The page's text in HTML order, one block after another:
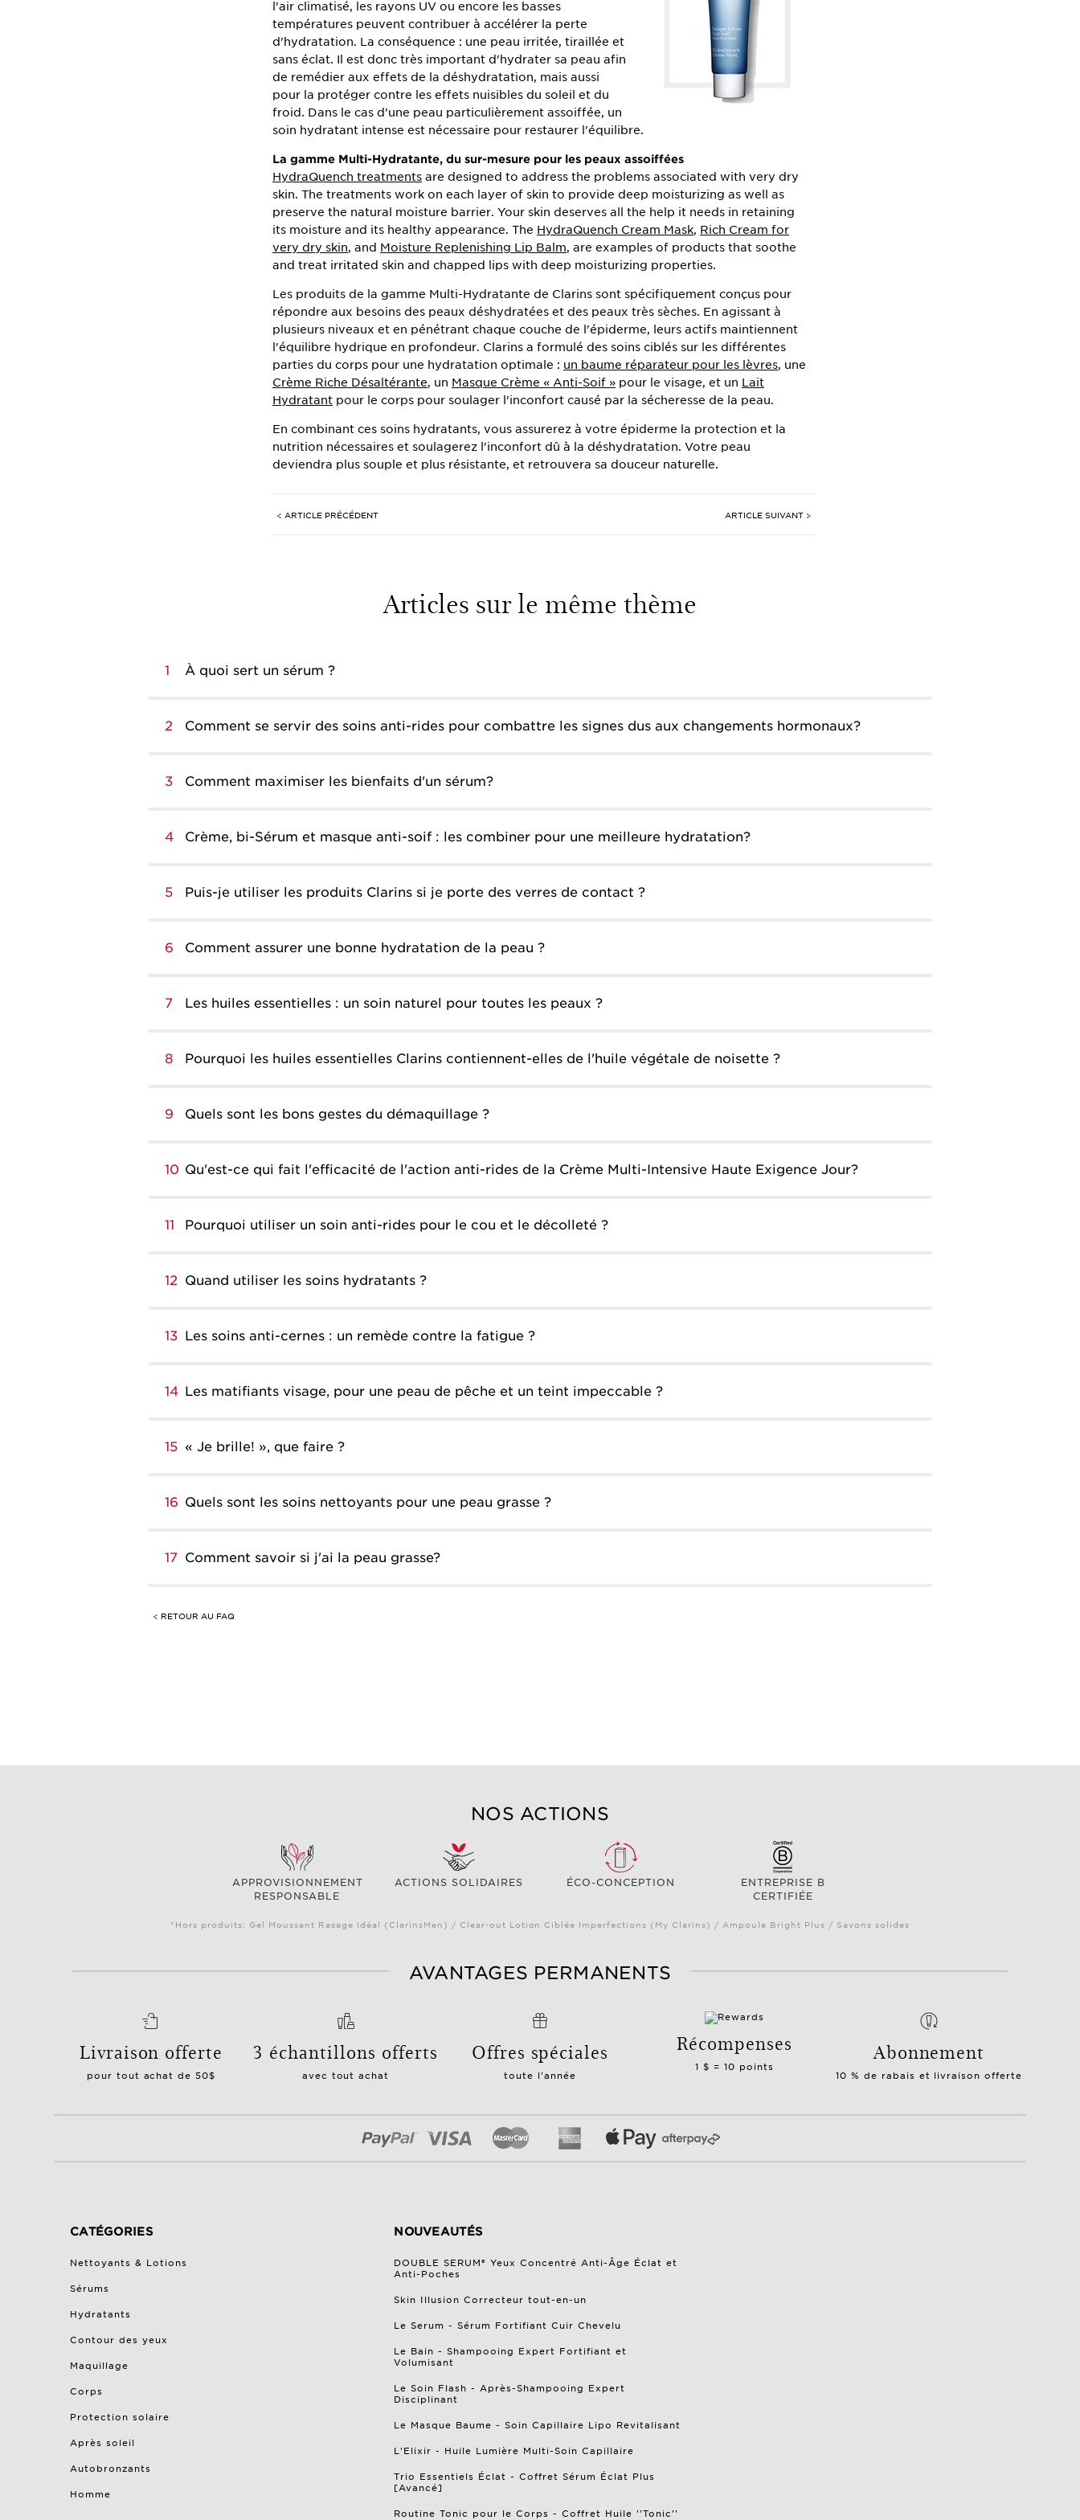
l'air climatisé, les rayons UV ou encore les basses
températures peuvent contribuer à accélérer la perte
d'hydratation. La conséquence : une peau irritée, tiraillée et
sans éclat. Il est donc très important d'hydrater sa peau afin
de remédier aux effets de la déshydratation, mais aussi
pour la protéger contre les effets nuisibles du soleil et du
froid. Dans le cas d'une peau particulièrement assoiffée, un
soin hydratant intense est nécessaire pour restaurer l'équilibre.
La gamme Multi-Hydratante, du sur-mesure pour les peaux assoiffées
HydraQuench treatments are designed to address the problems associated with very dry
skin. The treatments work on each layer of skin to provide deep moisturizing as well as
preserve the natural moisture barrier. Your skin deserves all the help it needs in retaining
its moisture and its healthy appearance. The HydraQuench Cream Mask, Rich Cream for
very dry skin, and Moisture Replenishing Lip Balm, are examples of products that soothe
and treat irritated skin and chapped lips with deep moisturizing properties.
Les produits de la gamme Multi-Hydratante de Clarins sont spécifiquement conçus pour
répondre aux besoins des peaux déshydratées et des peaux très sèches. En agissant à
plusieurs niveaux et en pénétrant chaque couche de l'épiderme, leurs actifs maintiennent
l'équilibre hydrique en profondeur. Clarins a formulé des soins ciblés sur les différentes
parties du corps pour une hydratation optimale : un baume réparateur pour les lèvres, une
Crème Riche Désaltérante, un Masque Crème « Anti-Soif » pour le visage, et un Lait
Hydratant pour le corps pour soulager l'inconfort causé par la sécheresse de la peau.
En combinant ces soins hydratants, vous assurerez à votre épiderme la protection et la
nutrition nécessaires et soulagerez l'inconfort dû à la déshydratation. Votre peau
deviendra plus souple et plus résistante, et retrouvera sa douceur naturelle.
< ARTICLE PRÉCÉDENT ARTICLE SUIVANT >
Articles sur le même thème
1 À quoi sert un sérum ?
2 Comment se servir des soins anti-rides pour combattre les signes dus aux changements hormonaux?
3 Comment maximiser les bienfaits d'un sérum?
4 Crème, bi-Sérum et masque anti-soif : les combiner pour une meilleure hydratation?
5 Puis-je utiliser les produits Clarins si je porte des verres de contact ?
6 Comment assurer une bonne hydratation de la peau ?
7 Les huiles essentielles : un soin naturel pour toutes les peaux ?
8 Pourquoi les huiles essentielles Clarins contiennent-elles de l'huile végétale de noisette ?
9 Quels sont les bons gestes du démaquillage ?
10 Qu'est-ce qui fait l'efficacité de l'action anti-rides de la Crème Multi-Intensive Haute Exigence Jour?
11 Pourquoi utiliser un soin anti-rides pour le cou et le décolleté ?
12 Quand utiliser les soins hydratants ?
13 Les soins anti-cernes : un remède contre la fatigue ?
14 Les matifiants visage, pour une peau de pêche et un teint impeccable ?
15 « Je brille! », que faire ?
16 Quels sont les soins nettoyants pour une peau grasse ?
17 Comment savoir si j'ai la peau grasse?
< RETOUR AU FAQ
NOS ACTIONS
APPROVISIONNEMENT
RESPONSABLE
ACTIONS SOLIDAIRES ÉCO-CONCEPTION
ENTREPRISE B
CERTIFIÉE
*Hors produits: Gel Moussant Rasage Idéal (ClarinsMen) / Clear-out Lotion Ciblée Imperfections (My Clarins) / Ampoule Bright Plus / Savons solides
AVANTAGES PERMANENTS
Livraison offerte
pour tout achat de 50$
3 échantillons offerts
avec tout achat
Offres spéciales
toute l'année
Récompenses
1 $ = 10 points
Abonnement
10 % de rabais et livraison offerte
CATÉGORIES
Nettoyants & Lotions
Sérums
Hydratants
Contour des yeux
Maquillage
Corps
Protection solaire
Après soleil
Autobronzants
Homme
NOUVEAUTÉS
DOUBLE SERUM® Yeux Concentré Anti-Âge Éclat et
Anti-Poches
Skin Illusion Correcteur tout-en-un
Le Serum - Sérum Fortifiant Cuir Chevelu
Le Bain - Shampooing Expert Fortifiant et
Volumisant
Le Soin Flash - Après-Shampooing Expert
Disciplinant
Le Masque Baume - Soin Capillaire Lipo Revitalisant
L'Elixir - Huile Lumière Multi-Soin Capillaire
Trio Essentiels Éclat - Coffret Sérum Éclat Plus
[Avancé]
Routine Tonic pour le Corps - Coffret Huile ''Tonic''